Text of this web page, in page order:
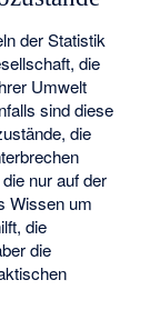
der Statistik
die
Umwelt
sind diese
die
nur auf der
Wissen um
die
die